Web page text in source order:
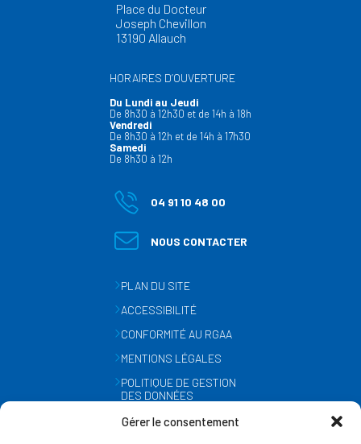
Gérer le consentement
Place du Docteur
Joseph Chevillon
13190 Allauch
HORAIRES D’OUVERTURE
Du Lundi au Jeudi
De 8h30 à 12h30 et de 14h à 18h
Vendredi
De 8h30 à 12h et de 14h à 17h30
Samedi
De 8h30 à 12h
04 91 10 48 00
NOUS CONTACTER
PLAN DU SITE
ACCESSIBILITÉ
CONFORMITÉ AU RGAA
MENTIONS LÉGALES
POLITIQUE DE GESTION
DES DONNÉES